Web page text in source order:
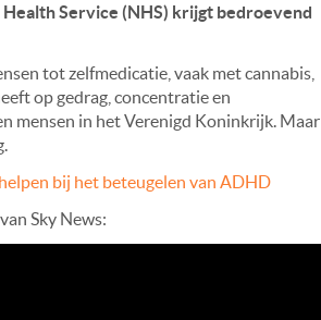
Service (NHS) krijgt bedroevend
tot zelfmedicatie, vaak met cannabis,
op gedrag, concentratie en
mensen in het Verenigd Koninkrijk. Maar
bij het beteugelen van ADHD
Sky News: